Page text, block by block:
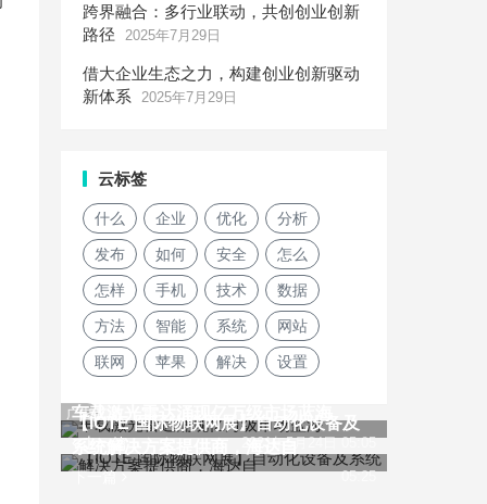
跨界融合：多行业联动，共创创业创新
路径
2025年7月29日
借大企业生态之力，构建创业创新驱动
新体系
2025年7月29日
云标签
什么 企业 优化 分析
发布 如何 安全 怎么
怎样 手机 技术 数据
方法 智能 系统 网站
联网 苹果 解决 设置
广告
上一篇
车载激光雷达涌现亿万级市场蓝海
2021年5月24日 05:05
下一篇
【IOTE 国际物联网展】自动化设备及
05:25